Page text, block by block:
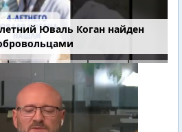
Юваль Коган найден